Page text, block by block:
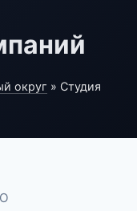
округ » Студия